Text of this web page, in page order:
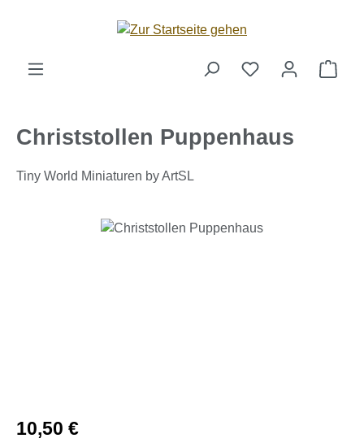
Zum Hauptinhalt springen
Christstollen Puppenhaus
Tiny World Miniaturen by ArtSL
Bildergalerie überspringen
Regulärer Preis:
10,50 €